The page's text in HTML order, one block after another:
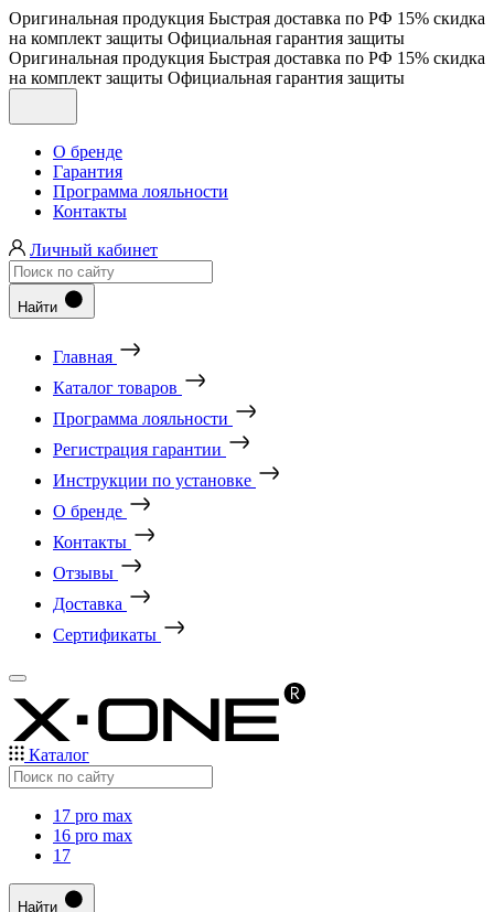
Оригинальная продукция Быстрая доставка по РФ 15% скидка
на комплект защиты Официальная гарантия защиты
Оригинальная продукция Быстрая доставка по РФ 15% скидка
на комплект защиты Официальная гарантия защиты
О бренде
Гарантия
Программа лояльности
Контакты
Личный кабинет
Найти
Главная
Каталог товаров
Программа лояльности
Регистрация гарантии
Инструкции по установке
О бренде
Контакты
Отзывы
Доставка
Сертификаты
Каталог
17 pro max
16 pro max
17
Найти